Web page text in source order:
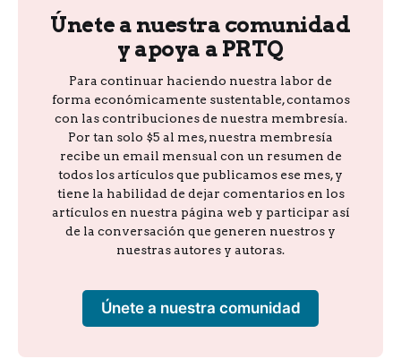
Únete a nuestra comunidad
y apoya a PRTQ
Para continuar haciendo nuestra labor de
forma económicamente sustentable, contamos
con las contribuciones de nuestra membresía.
Por tan solo $5 al mes, nuestra membresía
recibe un email mensual con un resumen de
todos los artículos que publicamos ese mes, y
tiene la habilidad de dejar comentarios en los
artículos en nuestra página web y participar así
de la conversación que generen nuestros y
nuestras autores y autoras.
Únete a nuestra comunidad